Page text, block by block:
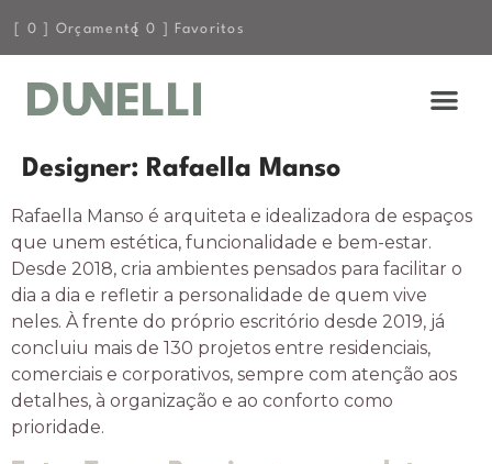
[ 0 ] Orçamento[0 ] Favoritos
Designer: Rafaella Manso
Rafaella Manso é arquiteta e idealizadora de espaços
que unem estética, funcionalidade e bem-estar.
Desde 2018, cria ambientes pensados para facilitar o
dia a dia e refletir a personalidade de quem vive
neles. À frente do próprio escritório desde 2019, já
concluiu mais de 130 projetos entre residenciais,
comerciais e corporativos, sempre com atenção aos
detalhes, à organização e ao conforto como
prioridade.